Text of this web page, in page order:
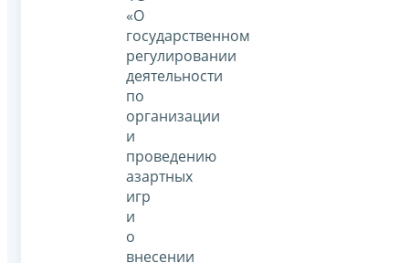
«О
государственном
регулировании
деятельности
по
организации
и
проведению
азартных
игр
и
о
внесении